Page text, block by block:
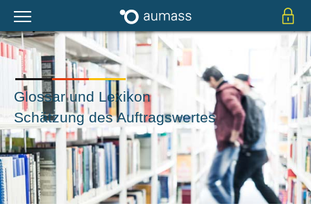
Glossar und Lexikon
Schätzung des Auftragswertes